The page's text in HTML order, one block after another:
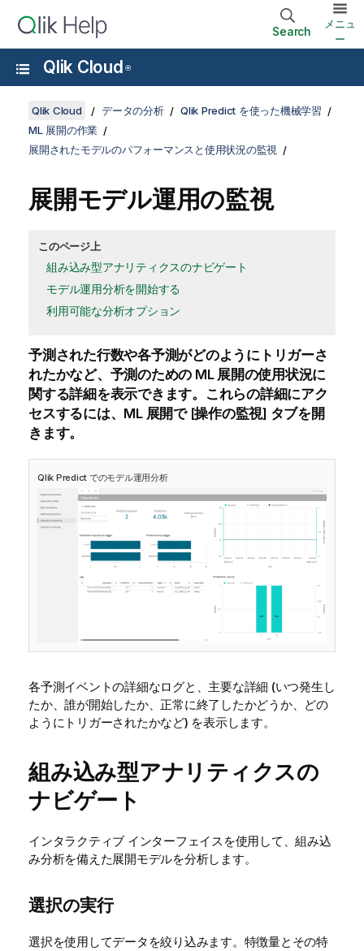
Search
メニュ
ー
Qlik Cloud ®
Qlik Cloud データの分析
Qlik Predict を使った機械学習
ML 展開の作業
展開されたモデルのパフォーマンスと使用状況の監視
展開モデル運用の監視
このページ上
組み込み型アナリティクスのナビゲート
モデル運用分析を開始する
利用可能な分析オプション
予測された行数や各予測がどのようにトリガーさ
れたかなど、 予測のための ML 展開の使用状況に
関する詳細を表示できます。これらの詳細にアク
セスするには、ML 展開で [操作の監視] タブを開
きます。
Qlik Predict でのモデル運用分析
各予測イベントの詳細なログと、主要な詳細 (いつ発生し
たか、誰が開始したか、正常に終了したかどうか、どの
ようにトリガーされたかなど) を表示します。
組み込み型アナリティクスの
ナビゲート
インタラクティブ インターフェイスを使用して、組み込
み分析を備えた展開モデルを分析します。
選択の実行
選択を使用してデータを絞り込みます。特徴量とその特